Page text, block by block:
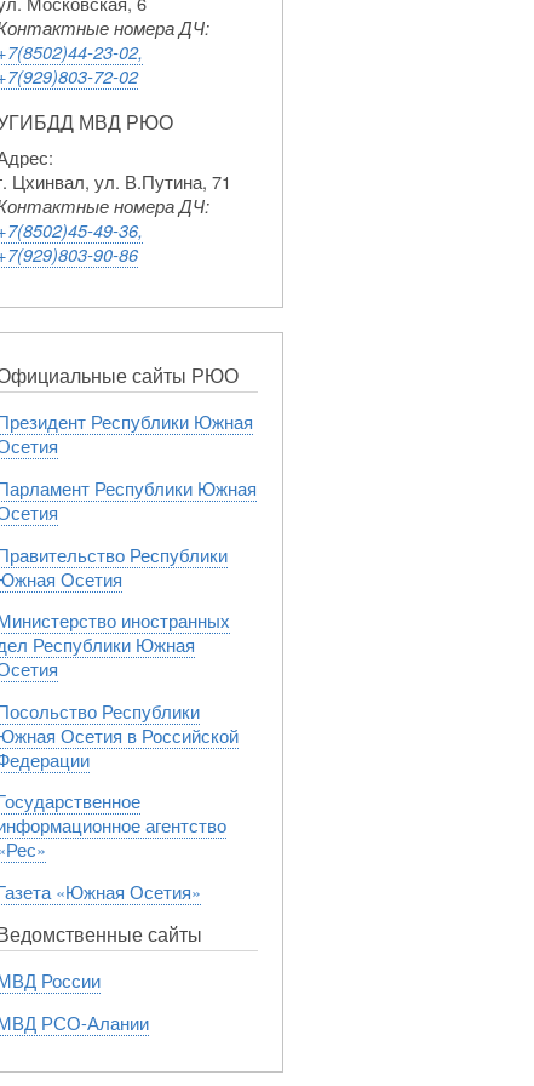
номера ДЧ:
23-02,
72-02
МВД РЮО
Цхинвал, ул. В.Путина, 71
номера ДЧ:
49-36,
90-86
сайты РЮО
Республики Южная
Республики Южная
Республики
Осетия
иностранных
Республики Южная
Республики
Осетия в Российской
агентство
«Южная Осетия»
сайты
России
РСО-Алании